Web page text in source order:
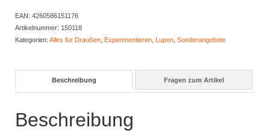
EAN: 4260586151176
Artikelnummer: 150118
Kategorien: Alles für Draußen Experimentieren Lupen Sonderangebote
Beschreibung Fragen zum Artikel
Beschreibung